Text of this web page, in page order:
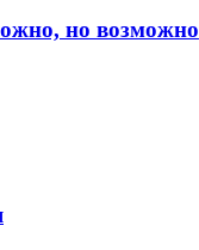
но возможно